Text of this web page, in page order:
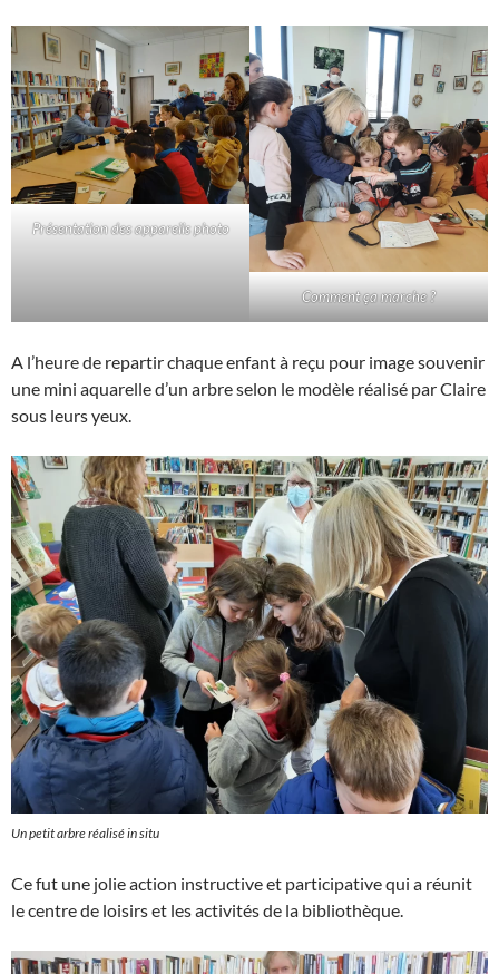
Présentation des appareils photo
Comment ça marche ?
A l’heure de repartir chaque enfant à reçu pour image souvenir
une mini aquarelle d’un arbre selon le modèle réalisé par Claire
sous leurs yeux.
Un petit arbre réaliséin situ
Ce fut une jolie action instructive et participative qui a réunit
le centre de loisirs et les activités de la bibliothèque.